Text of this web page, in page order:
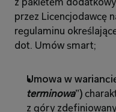
z pakietem
przez Licencjodawcę
regulaminu
dot. Umów smart;
Umowa w
terminowa”)
z góry